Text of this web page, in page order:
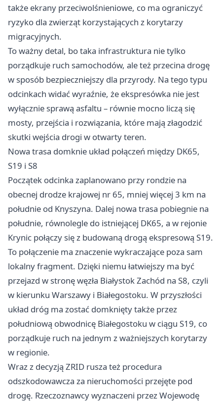
także ekrany przeciwolśnieniowe, co ma ograniczyć
ryzyko dla zwierząt korzystających z korytarzy
migracyjnych.
To ważny detal, bo taka infrastruktura nie tylko
porządkuje ruch samochodów, ale też przecina drogę
w sposób bezpieczniejszy dla przyrody. Na tego typu
odcinkach widać wyraźnie, że ekspresówka nie jest
wyłącznie sprawą asfaltu – równie mocno liczą się
mosty, przejścia i rozwiązania, które mają złagodzić
skutki wejścia drogi w otwarty teren.
Nowa trasa domknie układ połączeń między DK65,
S19 i S8
Początek odcinka zaplanowano przy rondzie na
obecnej drodze krajowej nr 65, mniej więcej 3 km na
południe od Knyszyna. Dalej nowa trasa pobiegnie na
południe, równolegle do istniejącej DK65, a w rejonie
Krynic połączy się z budowaną drogą ekspresową S19.
To połączenie ma znaczenie wykraczające poza sam
lokalny fragment. Dzięki niemu łatwiejszy ma być
przejazd w stronę węzła Białystok Zachód na S8, czyli
w kierunku Warszawy i Białegostoku. W przyszłości
układ dróg ma zostać domknięty także przez
południową obwodnicę Białegostoku w ciągu S19, co
porządkuje ruch na jednym z ważniejszych korytarzy
w regionie.
Wraz z decyzją ZRID rusza też procedura
odszkodowawcza za nieruchomości przejęte pod
drogę. Rzeczoznawcy wyznaczeni przez Wojewodę